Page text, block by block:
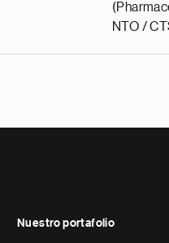
NTO /
Nuestro portafolio